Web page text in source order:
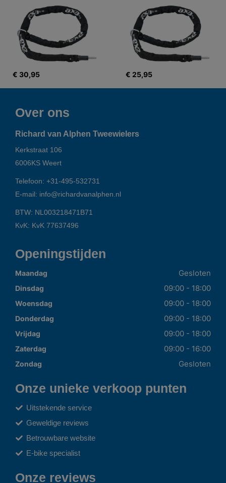
€ 30,95 € 25,95
Over ons
Richard van Alphen Tweewielers
Kerkstraat 106
6006KS Weert
Telefoon: +31-495-532731
E-mail: info@richardvanalphen.nl
BTW: NL003218471B71
KvK: KvK 77637496
Openingstijden
Maandag Gesloten
Dinsdag 09:00 - 18:00
Woensdag 09:00 - 18:00
Donderdag 09:00 - 18:00
Vrijdag 09:00 - 18:00
Zaterdag 09:00 - 16:00
Zondag Gesloten
Onze unieke verkoop punten
Uitstekende service
Geweldige reviews
Betrouwbare website
E-bike specialist
Onze reviews